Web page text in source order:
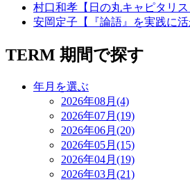
村口和孝【日の丸キャピタリス
安岡定子【『論語』を実践に活
TERM 期間で探す
年月を選ぶ
2026年08月(4)
2026年07月(19)
2026年06月(20)
2026年05月(15)
2026年04月(19)
2026年03月(21)